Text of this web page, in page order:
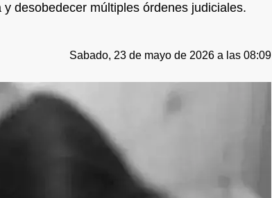
desobedecer múltiples órdenes judiciales.
Sabado, 23 de mayo de 2026 a las 08:09